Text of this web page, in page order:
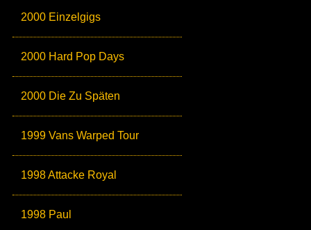
2000 Einzelgigs
2000 Hard Pop Days
2000 Die Zu Späten
1999 Vans Warped Tour
1998 Attacke Royal
1998 Paul